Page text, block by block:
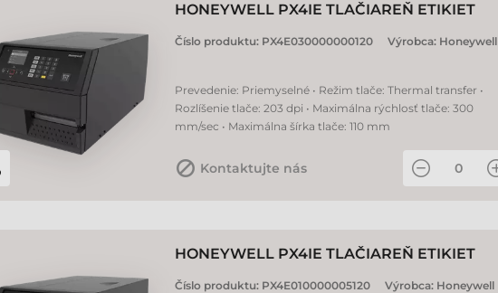
HONEYWELL PX4IE TLAČIAREŇ ETIKIET
Číslo produktu: PX4E030000000120 Výrobca: Honeywell
Prevedenie: Priemyselné • Režim tlače: Thermal transfer •
Rozlíšenie tlače: 203 dpi • Maximálna rýchlosť tlače: 300
mm/sec • Maximálna šírka tlače: 110 mm
Kontaktujte nás
HONEYWELL PX4IE TLAČIAREŇ ETIKIET
Číslo produktu: PX4E010000005120 Výrobca: Honeywell